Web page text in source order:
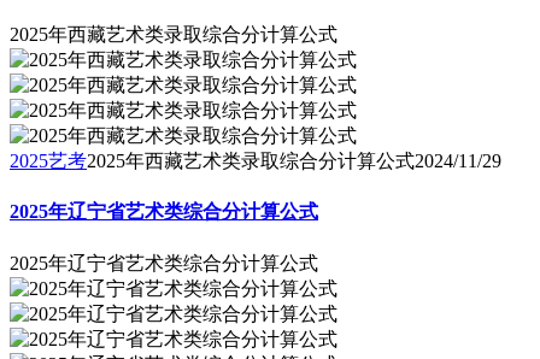
2025年西藏艺术类录取综合分计算公式
2025艺考2025年西藏艺术类录取综合分计算公式2024/11/29
2025年辽宁省艺术类综合分计算公式
2025年辽宁省艺术类综合分计算公式